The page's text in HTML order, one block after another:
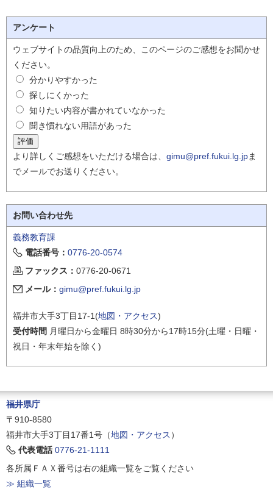
アンケート
ウェブサイトの品質向上のため、このページのご感想をお聞かせ
ください。
分かりやすかった
探しにくかった
知りたい内容が書かれていなかった
聞き慣れない用語があった
より詳しくご感想をいただける場合は、 gimu@pref.fukui.lg.jpま
でメールでお送りください。
お問い合わせ先
義務教育課
電話番号： 0776-20-0574
ファックス： 0776-20-0671
メール： gimu@pref.fukui.lg.jp
福井市大手3丁目17-1(地図・アクセス)
受付時間 月曜日から金曜日 8時30分から17時15分(土曜・日曜・
祝日・年末年始を除く)
福井県庁
〒910-8580
福井市大手3丁目17番1号（地図・アクセス ）
代表電話 0776-21-1111
各所属ＦＡＸ番号は右の組織一覧をご覧ください
≫ 組織一覧